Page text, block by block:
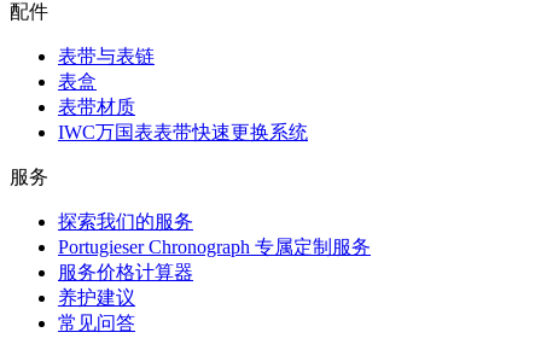
配件
表带与表链
表盒
表带材质
IWC万国表表带快速更换系统
服务
探索我们的服务
Portugieser Chronograph 专属定制服务
服务价格计算器
养护建议
常见问答